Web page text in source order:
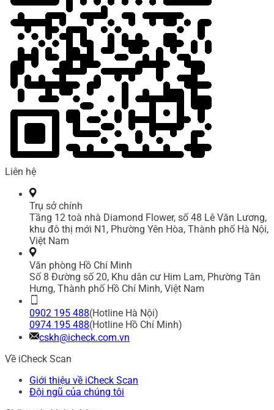
Liên hệ
Trụ sở chính
Tầng 12 toà nhà Diamond Flower, số 48 Lê Văn Lương,
khu đô thị mới N1, Phường Yên Hòa, Thành phố Hà Nội,
Việt Nam
Văn phòng Hồ Chí Minh
Số 8 Đường số 20, Khu dân cư Him Lam, Phường Tân
Hưng, Thành phố Hồ Chí Minh, Việt Nam
0902 195 488(Hotline Hà Nội)
0974 195 488(Hotline Hồ Chí Minh)
cskh@icheck.com.vn
Về iCheck Scan
Giới thiệu về iCheck Scan
Đội ngũ của chúng tôi